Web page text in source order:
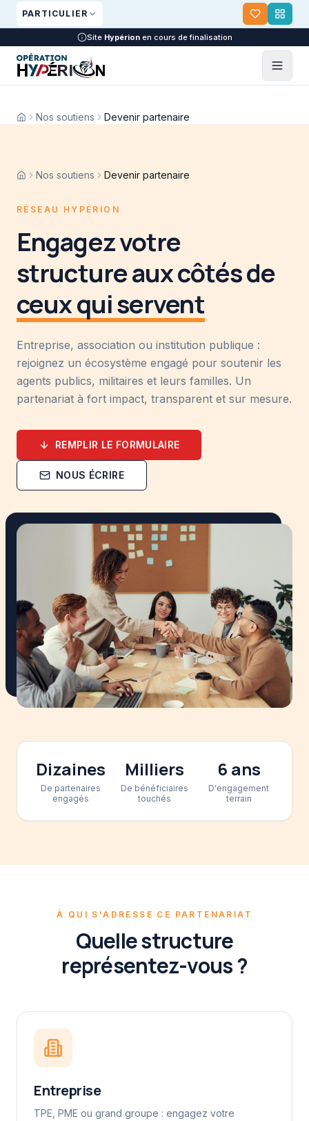
Aller au contenu principal
PARTICULIER
Site Hypérionen cours de finalisation
Nos soutiens Devenir partenaire
Nos soutiens Devenir partenaire
RÉSEAU HYPÉRION
Engagez votre
structure aux côtés de
ceux qui servent
Entreprise, association ou institution publique :
rejoignez un écosystème engagé pour soutenir les
agents publics, militaires et leurs familles. Un
partenariat à fort impact, transparent et sur mesure.
REMPLIR LE FORMULAIRE
NOUS ÉCRIRE
Dizaines
De partenaires
engagés
Milliers
De bénéficiaires
touchés
6 ans
D'engagement
terrain
À QUI S'ADRESSE CE PARTENARIAT
Quelle structure
représentez-vous ?
Entreprise
TPE, PME ou grand groupe : engagez votre